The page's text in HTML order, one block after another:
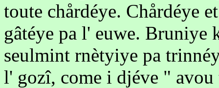
toute chårdéye. Chårdéye
gâtéye pa l' euwe. Bruniye
seulmint rnètyiye pa
l' gozî, come i djéve " avou